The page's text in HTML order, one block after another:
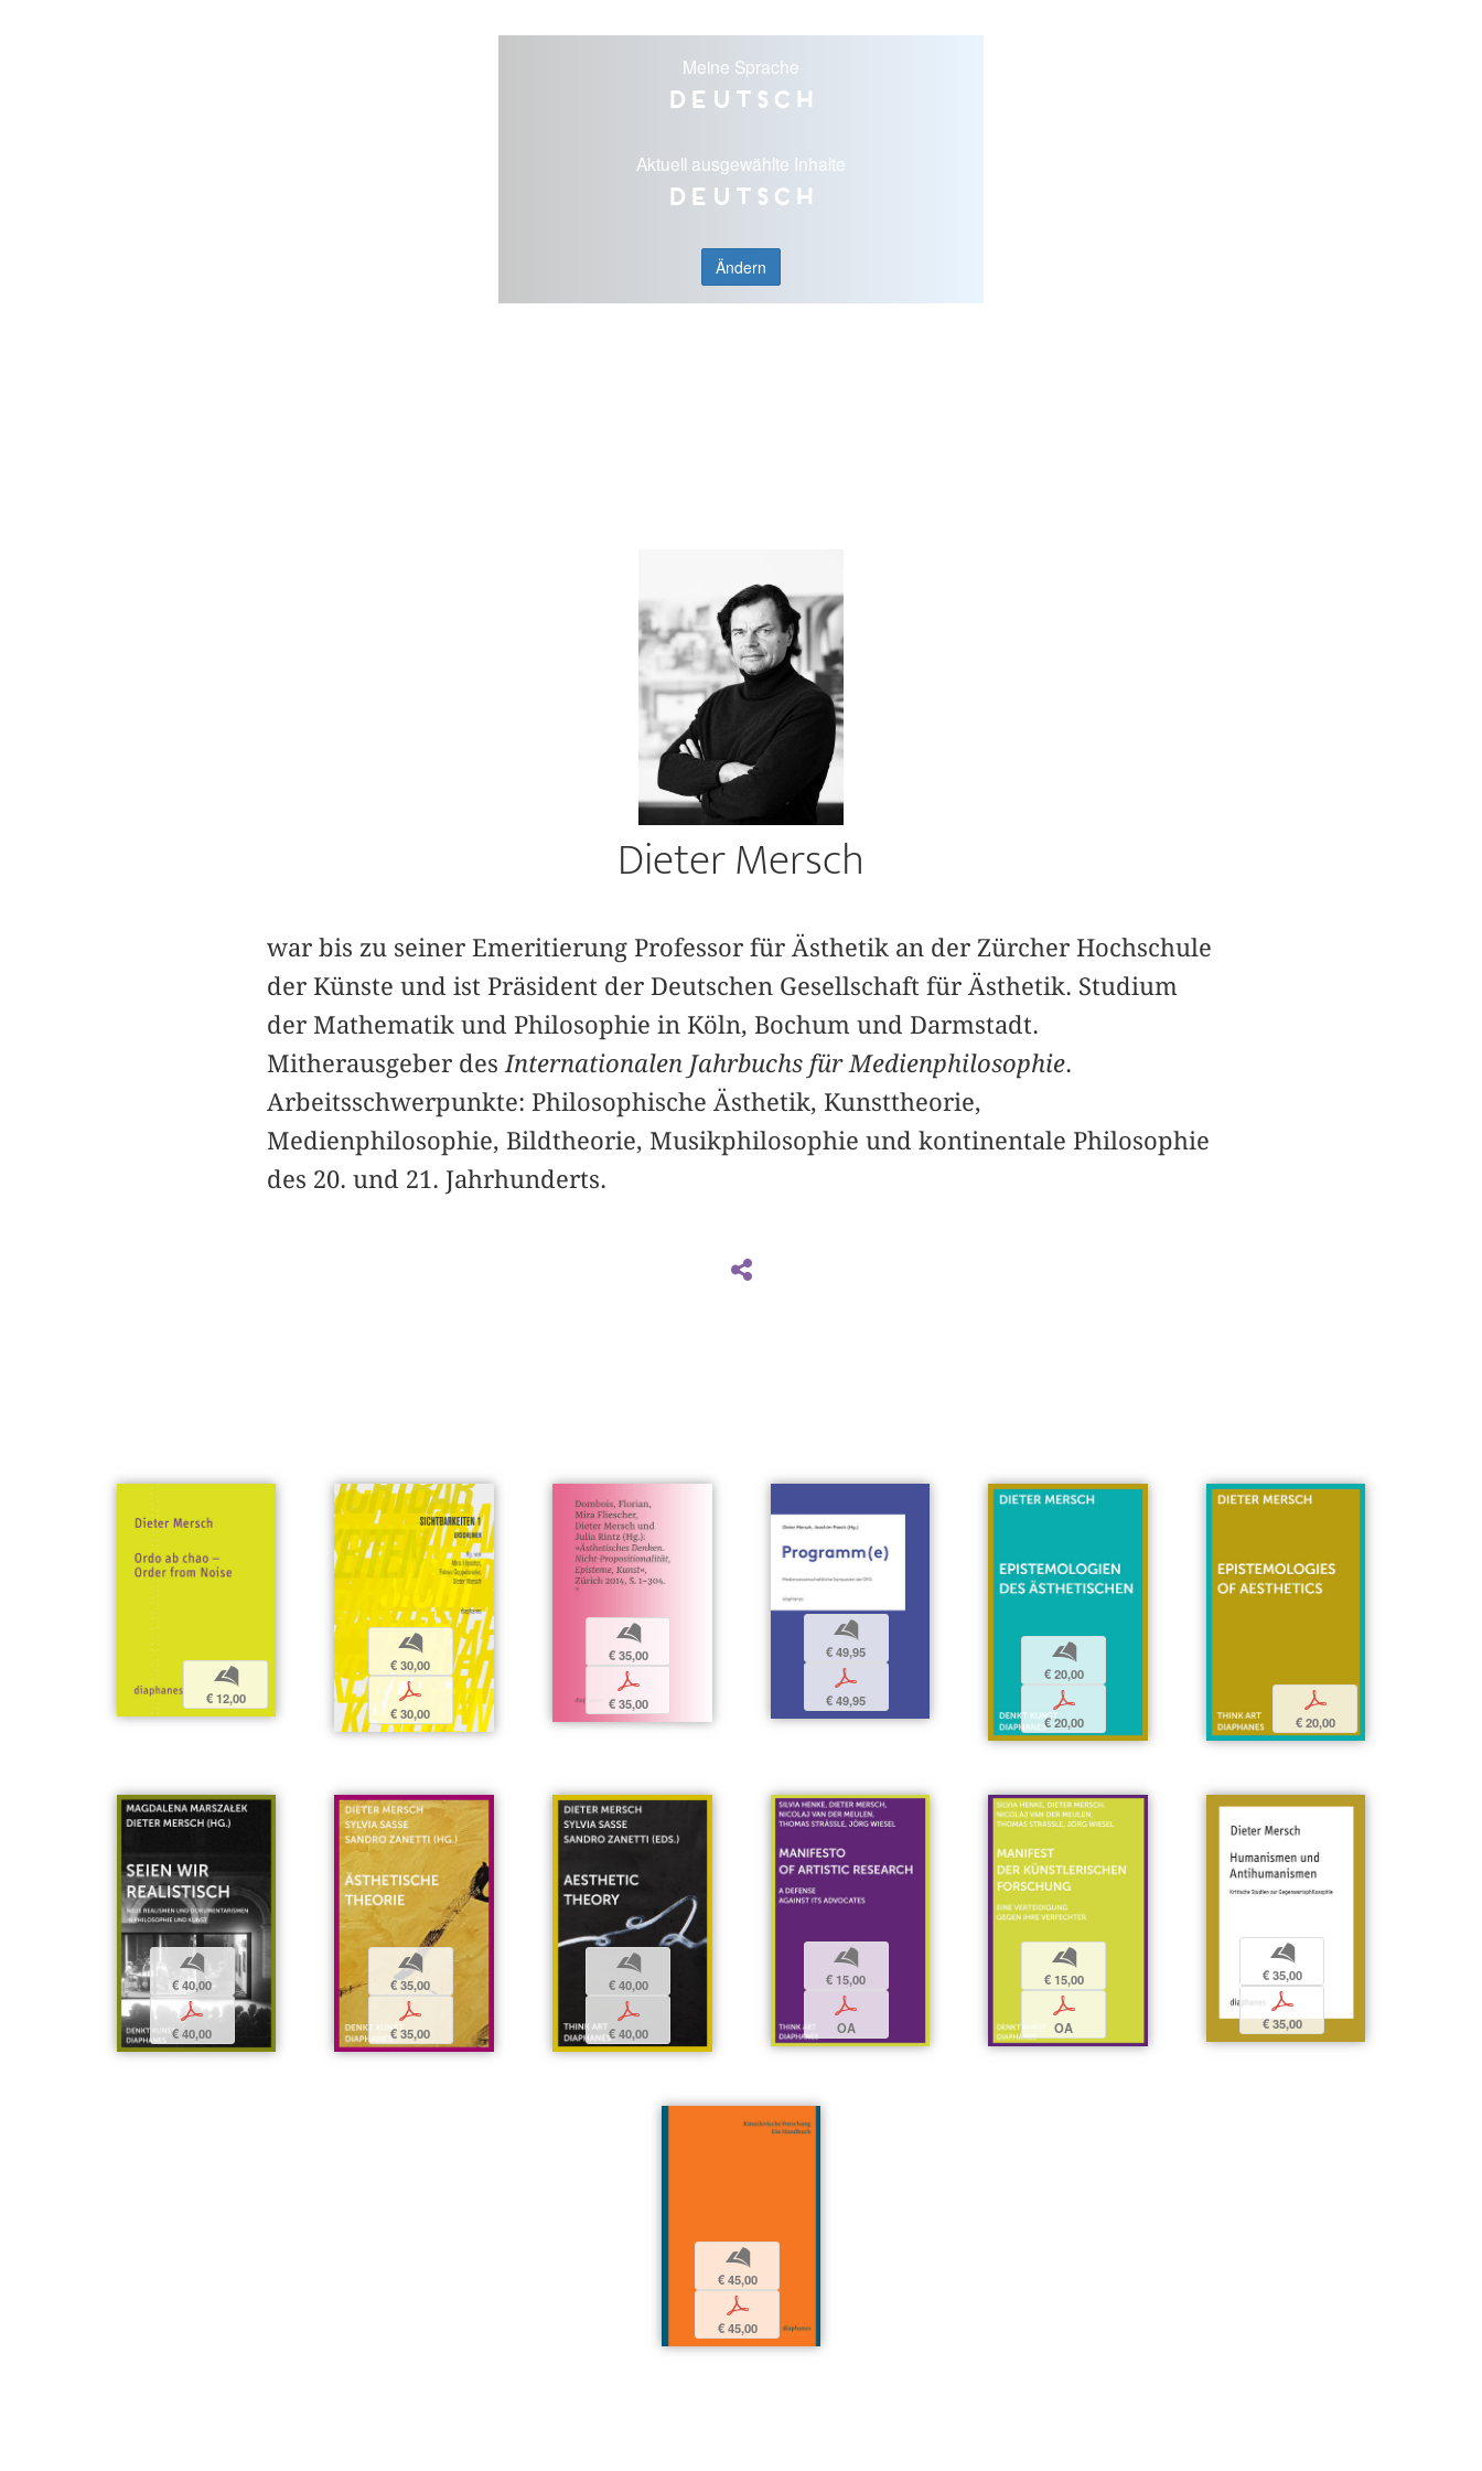
Meine Sprache
Deutsch
Aktuell ausgewählte Inhalte
Deutsch
Ändern
Dieter Mersch
war bis zu seiner Emeritierung Professor für Ästhetik an der Zürcher Hochschule
der Künste und ist Präsident der Deutschen Gesellschaft für Ästhetik. Studium
der Mathematik und Philosophie in Köln, Bochum und Darmstadt.
Mitherausgeber des Internationalen Jahrbuchs für Medienphilosophie.
Arbeitsschwerpunkte: Philosophische Ästhetik, Kunsttheorie,
Medienphilosophie, Bildtheorie, Musikphilosophie und kontinentale Philosophie
des 20. und 21. Jahrhunderts.
b
€ 12,00
b
€ 30,00
p
€ 30,00
b
€ 35,00
p
€ 35,00
b
€ 49,95
p
€ 49,95
b
€ 20,00
p
€ 20,00
p
€ 20,00
b
€ 40,00
p
€ 40,00
b
€ 35,00
p
€ 35,00
b
€ 40,00
p
€ 40,00
b
€ 15,00
p
OA
b
€ 15,00
p
OA
b
€ 35,00
p
€ 35,00
b
€ 45,00
p
€ 45,00